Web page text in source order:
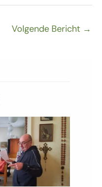
Volgende Bericht →